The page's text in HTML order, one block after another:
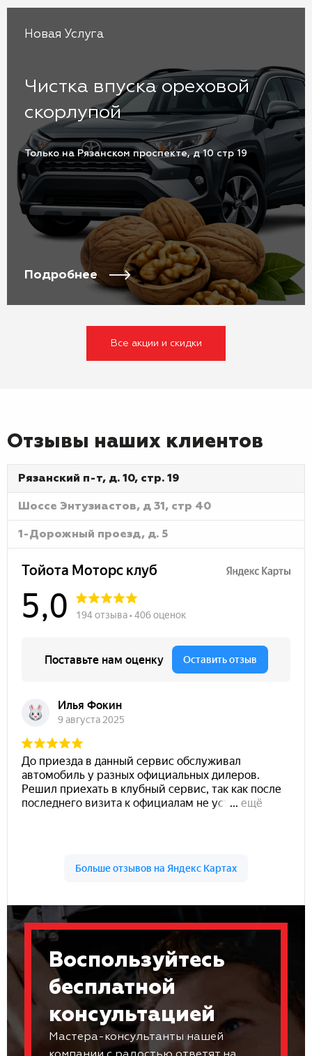
Новая Услуга
Чистка впуска ореховой
скорлупой
Только на Рязанском проспекте, д 10 стр 19
Подробнее
Все акции и скидки
Отзывы наших клиентов
Рязанский п-т, д. 10, стр. 19
Шоссе Энтузиастов, д 31, стр 40
1-Дорожный проезд, д. 5
Воспользуйтесь
бесплатной
консультацией
Мастера-консультанты нашей